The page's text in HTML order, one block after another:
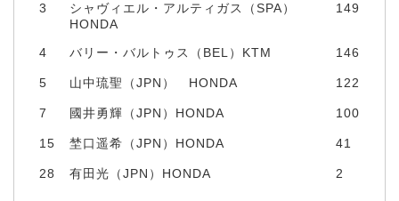
3
シャヴィエル・アルティガス（SPA）
HONDA
149
4 バリー・バルトゥス（BEL）KTM 146
5 山中琉聖（JPN） HONDA 122
7 國井勇輝（JPN）HONDA 100
15 埜口遥希（JPN）HONDA 41
28 有田光（JPN）HONDA 2